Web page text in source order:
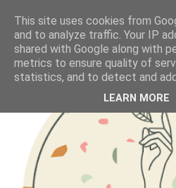
This site uses cookies from
and to analyze traffic. Your IP
shared with Google along with
metrics to ensure quality of
statistics, and to detect and
LEARN MORE